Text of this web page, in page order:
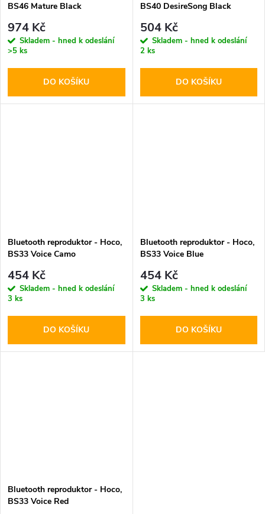
BS46 Mature Black
974 Kč
Skladem - hned k odeslání
>5 ks
DO KOŠÍKU
BS40 DesireSong Black
504 Kč
Skladem - hned k odeslání
2 ks
DO KOŠÍKU
Bluetooth reproduktor - Hoco,
BS33 Voice Camo
454 Kč
Skladem - hned k odeslání
3 ks
DO KOŠÍKU
Bluetooth reproduktor - Hoco,
BS33 Voice Blue
454 Kč
Skladem - hned k odeslání
3 ks
DO KOŠÍKU
Bluetooth reproduktor - Hoco,
BS33 Voice Red